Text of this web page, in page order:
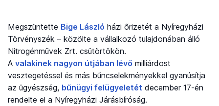
Megszüntette Bige László házi őrizetét a Nyíregyházi
Törvényszék – közölte a vállalkozó tulajdonában álló
Nitrogénművek Zrt. csütörtökön.
A valakinek nagyon útjában lévő milliárdost
vesztegetéssel és más bűncselekményekkel gyanúsítja
az ügyészség, bűnügyi felügyeletét december 17-én
rendelte el a Nyíregyházi Járásbíróság.